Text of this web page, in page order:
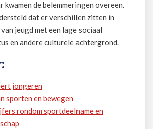
kwamen de belemmeringen overeen.
dat er verschillen zitten in
jeugd met een lage sociaal
en andere culturele achtergrond.
jongeren
sporten en bewegen
rondom sportdeelname en